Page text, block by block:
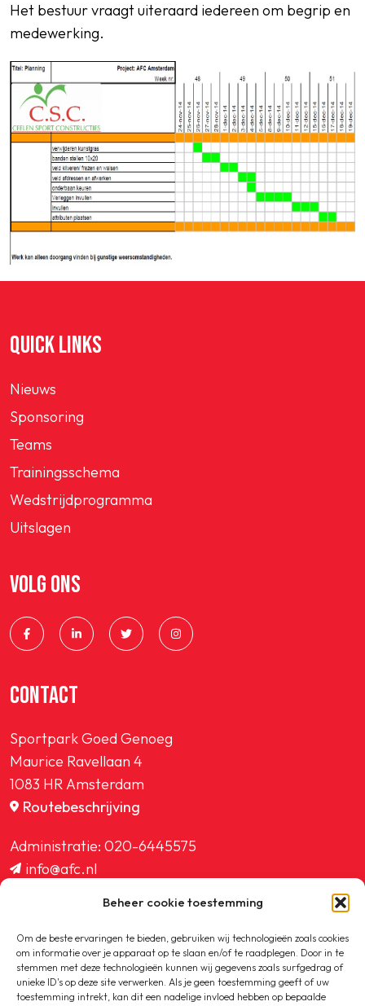
Beheer cookie toestemming
Om de beste ervaringen te bieden, gebruiken wij technologieën zoals cookies
om informatie over je apparaat op te slaan en/of te raadplegen. Door in te
stemmen met deze technologieën kunnen wij gegevens zoals surfgedrag of
unieke ID's op deze site verwerken. Als je geen toestemming geeft of uw
toestemming intrekt, kan dit een nadelige invloed hebben op bepaalde
Het bestuur vraagt uiteraard iedereen om begrip en
medewerking.
QUICK LINKS
Nieuws
Sponsoring
Teams
Trainingsschema
Wedstrijdprogramma
Uitslagen
VOLG ONS
CONTACT
Sportpark Goed Genoeg
Maurice Ravellaan 4
1083 HR Amsterdam
Routebeschrijving
Administratie: 020-6445575
info@afc.nl
ledenadministratie@afc.nl